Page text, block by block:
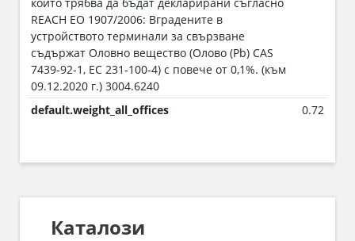
REACH ЕО 1907/2006: Вградените в
устройството терминали за свързване
съдържат Оловно вещество (Олово (Pb) CAS
7439-92-1, EC 231-100-4) с повече от 0,1%. (към
09.12.2020 г.) 3004.6240
default.weight_all_offices
0.72
Каталози